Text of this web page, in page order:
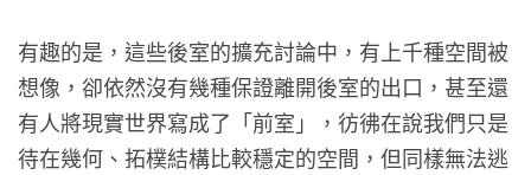
有趣的是，這些後室的擴充討論中，有上千種空間被
想像，卻依然沒有幾種保證離開後室的出口，甚至還
有人將現實世界寫成了「前室」，彷彿在說我們只是
待在幾何、拓樸結構比較穩定的空間，但同樣無法逃